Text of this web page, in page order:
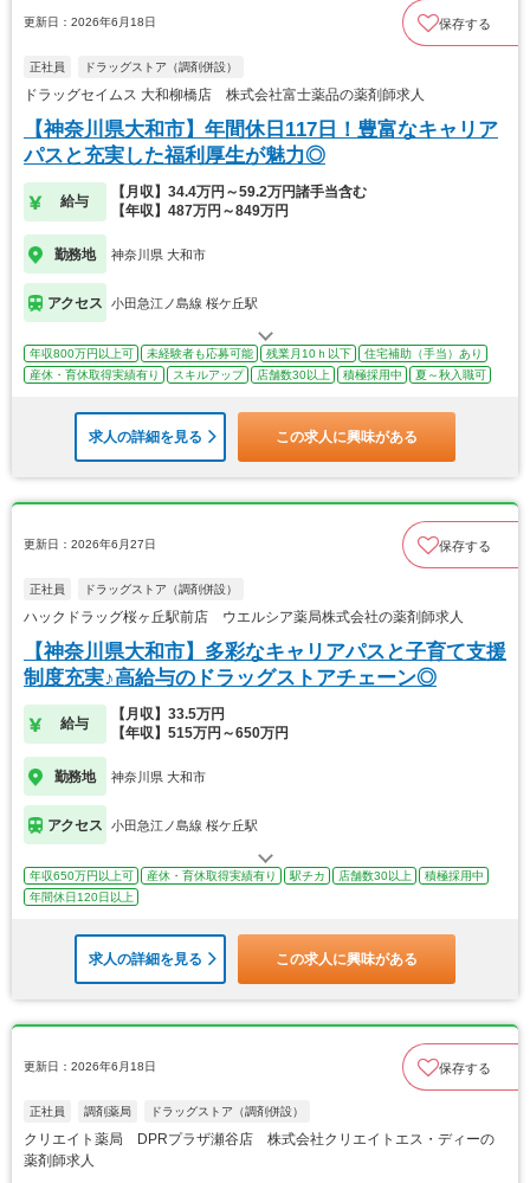
更新日：2026年6月18日 保存する
正社員 ドラッグストア（調剤併設）
ドラッグセイムス 大和柳橋店 株式会社富士薬品の薬剤師求人
【神奈川県大和市】年間休日117日！豊富なキャリア
パスと充実した福利厚生が魅力◎
給与
【月収】34.4万円～59.2万円諸手当含む
【年収】487万円～849万円
勤務地 神奈川県 大和市
アクセス 小田急江ノ島線 桜ケ丘駅
年収800万円以上可 未経験者も応募可能 残業月10ｈ以下
住宅補助（手当）あり
産休・育休取得実績有り
スキルアップ 店舗数30以上 積極採用中 夏～秋入職可
求人の詳細を見る この求人に興味がある
更新日：2026年6月27日 保存する
正社員 ドラッグストア（調剤併設）
ハックドラッグ桜ヶ丘駅前店 ウエルシア薬局株式会社の薬剤師求人
【神奈川県大和市】多彩なキャリアパスと子育て支援
制度充実♪高給与のドラッグストアチェーン◎
給与
【月収】33.5万円
【年収】515万円～650万円
勤務地 神奈川県 大和市
アクセス 小田急江ノ島線 桜ケ丘駅
年収650万円以上可 産休・育休取得実績有り 駅チカ 店舗数30以上
積極採用中
年間休日120日以上
求人の詳細を見る この求人に興味がある
更新日：2026年6月18日 保存する
正社員 調剤薬局 ドラッグストア（調剤併設）
クリエイト薬局 DPRプラザ瀬谷店 株式会社クリエイトエス・ディーの
薬剤師求人